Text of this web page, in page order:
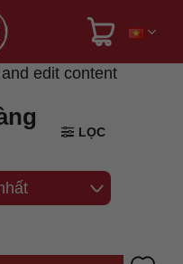
edit content
LỌC